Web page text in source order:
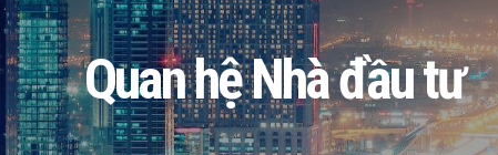
Quan hệ Nhà đầu tư